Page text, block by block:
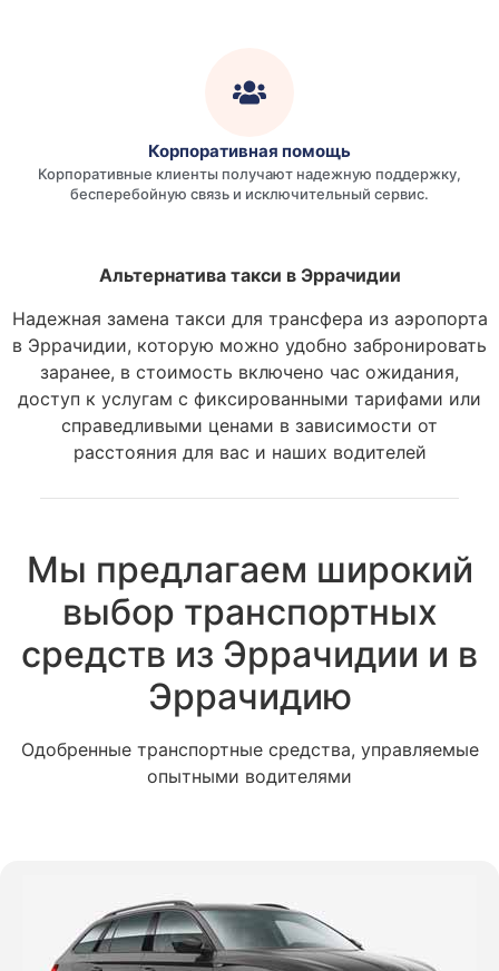
Корпоративная помощь
Корпоративные клиенты получают надежную поддержку,
бесперебойную связь и исключительный сервис.
Альтернатива такси в Эррачидии
Надежная замена такси для трансфера из аэропорта
в Эррачидии, которую можно удобно забронировать
заранее, в стоимость включено час ожидания,
доступ к услугам с фиксированными тарифами или
справедливыми ценами в зависимости от
расстояния для вас и наших водителей
Мы предлагаем широкий
выбор транспортных
средств из Эррачидии и в
Эррачидию
Одобренные транспортные средства, управляемые
опытными водителями